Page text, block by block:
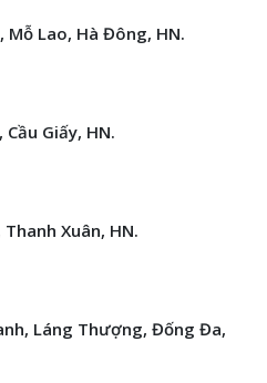
Mỗ Lao, Hà Đông, HN.
Giấy, HN.
Xuân, HN.
Láng Thượng, Đống Đa,